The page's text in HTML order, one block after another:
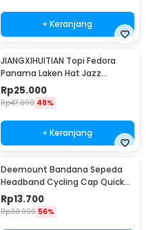
+ Keranjang
JIANGXIHUITIAN Topi Fedora
Panama Laken Hat Jazz
Classic Vintage - FS-219
Rp25.000
Rp47.900 48%
+ Keranjang
Deemount Bandana Sepeda
Headband Cycling Cap Quick
Dry - 22019
Rp13.700
Rp30.900 56%